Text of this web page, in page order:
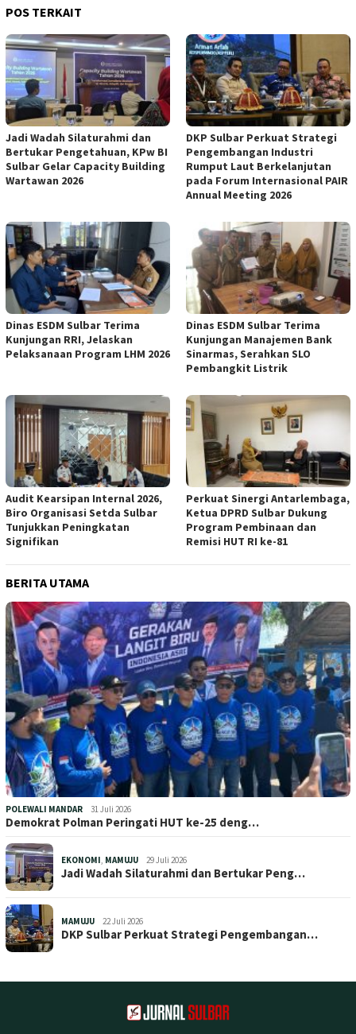
POS TERKAIT
Jadi Wadah Silaturahmi dan
Bertukar Pengetahuan, KPw BI
Sulbar Gelar Capacity Building
Wartawan 2026
DKP Sulbar Perkuat Strategi
Pengembangan Industri
Rumput Laut Berkelanjutan
pada Forum Internasional PAIR
Annual Meeting 2026
Dinas ESDM Sulbar Terima
Kunjungan RRI, Jelaskan
Pelaksanaan Program LHM 2026
Dinas ESDM Sulbar Terima
Kunjungan Manajemen Bank
Sinarmas, Serahkan SLO
Pembangkit Listrik
Audit Kearsipan Internal 2026,
Biro Organisasi Setda Sulbar
Tunjukkan Peningkatan
Signifikan
Perkuat Sinergi Antarlembaga,
Ketua DPRD Sulbar Dukung
Program Pembinaan dan
Remisi HUT RI ke-81
BERITA UTAMA
POLEWALI MANDAR 31 Juli 2026
Demokrat Polman Peringati HUT ke-25 deng…
EKONOMI MAMUJU 29 Juli 2026
Jadi Wadah Silaturahmi dan Bertukar Peng…
MAMUJU 22 Juli 2026
DKP Sulbar Perkuat Strategi Pengembangan…